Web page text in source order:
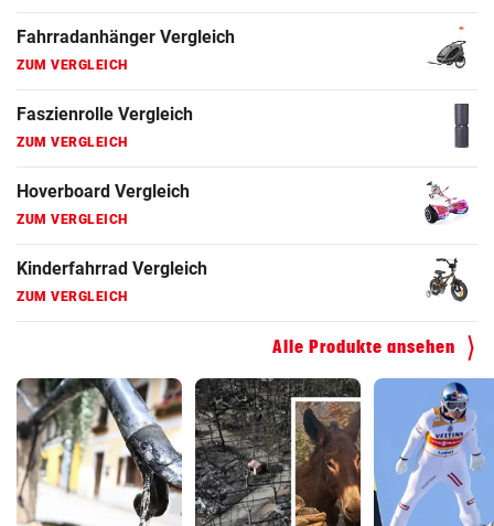
Fahrradanhänger Vergleich
ZUM VERGLEICH
Faszienrolle Vergleich
ZUM VERGLEICH
Hoverboard Vergleich
ZUM VERGLEICH
Kinderfahrrad Vergleich
ZUM VERGLEICH
Alle Produkte ansehen